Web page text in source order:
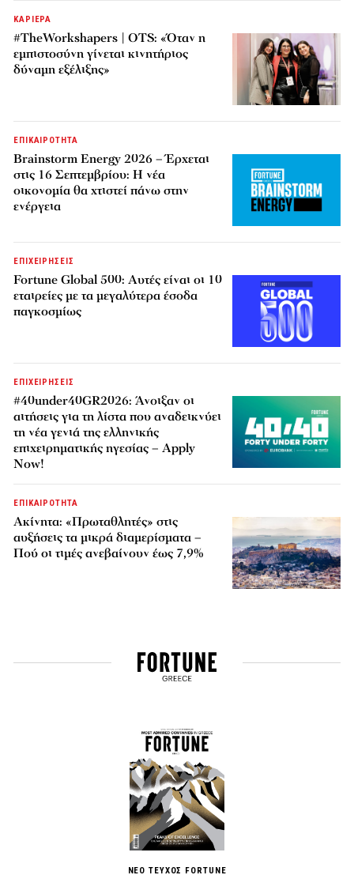
ΚΑΡΙΕΡΑ
#TheWorkshapers | OTS: «Όταν η
εμπιστοσύνη γίνεται κινητήριος
δύναμη εξέλιξης»
ΕΠΙΚΑΙΡΟΤΗΤΑ
Brainstorm Energy 2026 – Έρχεται
στις 16 Σεπτεμβρίου: Η νέα
οικονομία θα χτιστεί πάνω στην
ενέργεια
ΕΠΙΧΕΙΡΗΣΕΙΣ
Fortune Global 500: Αυτές είναι οι 10
εταιρείες με τα μεγαλύτερα έσοδα
παγκοσμίως
ΕΠΙΧΕΙΡΗΣΕΙΣ
#40under40GR2026: Άνοιξαν οι
αιτήσεις για τη λίστα που αναδεικνύει
τη νέα γενιά της ελληνικής
επιχειρηματικής ηγεσίας – Apply
Now!
ΕΠΙΚΑΙΡΟΤΗΤΑ
Ακίνητα: «Πρωταθλητές» στις
αυξήσεις τα μικρά διαμερίσματα –
Πού οι τιμές ανεβαίνουν έως 7,9%
ΝΕΟ ΤΕΥΧΟΣ FORTUNE